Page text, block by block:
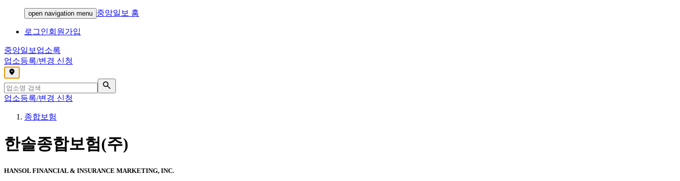
open navigation menu 중앙일보 홈
로그인회원가입
중앙일보 업소록
업소등록/변경 신청
,
업소등록/변경 신청
종합보험
한솔종합보험(주)
HANSOL FINANCIAL & INSURANCE MARKETING, INC.